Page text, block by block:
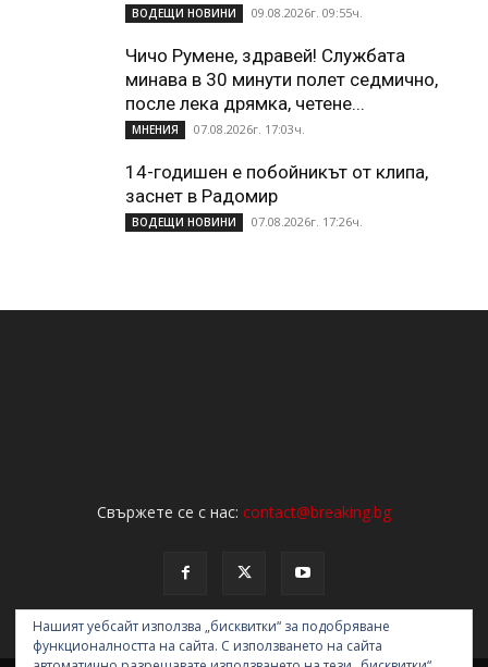
ВОДЕЩИ НОВИНИ 09.08.2026г. 09:55ч.
Чичо Румене, здравей! Службата
минава в 30 минути полет седмично,
после лека дрямка, четене...
МНЕНИЯ 07.08.2026г. 17:03ч.
14-годишен е побойникът от клипа,
заснет в Радомир
ВОДЕЩИ НОВИНИ 07.08.2026г. 17:26ч.
Свържете се с нас: contact@breaking.bg
Нашият уебсайт използва „бисквитки“ за подобряване
функционалността на сайта. С използването на сайта